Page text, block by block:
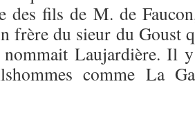
des fils de M. de
frère du sieur du Goust
Laujardière. Il y
comme La